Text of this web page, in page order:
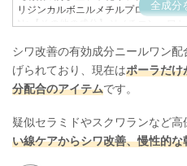
全成分
リジンカルボニルメチルプロピルア
Na【その他の成分】ジメチコン、ワ
シクロペンタシロキサン、トリメチ
シクロヘキシルグリセリン、スクワ
カモミラエキス、油溶性桃葉エキス
ス-1、スギナエキス、ヒドロキシアパ
ン、トリ(カプリル・カプリン酸)グリ
亜鉛、香料
シワ改善の有効成分ニールワン
げられており、現在はポーラだけ
分配合のアイテムです。
疑似セラミドやスクワランなど高
い線ケアからシワ改善、慢性的